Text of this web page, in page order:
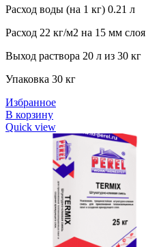
Расход воды (на 1 кг) 0.21 л
Расход 22 кг/м2 на 15 мм слоя
Выход раствора 20 л из 30 кг
Упаковка 30 кг
Избранное
В корзину
Quick view